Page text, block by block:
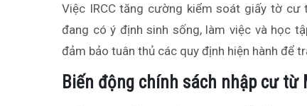
Việc IRCC tăng cường kiểm soát giấy tờ
đang có ý định sinh sống, làm việc và học
đảm bảo tuân thủ các quy định hiện hành để
Biến động chính sách nhập cư từ